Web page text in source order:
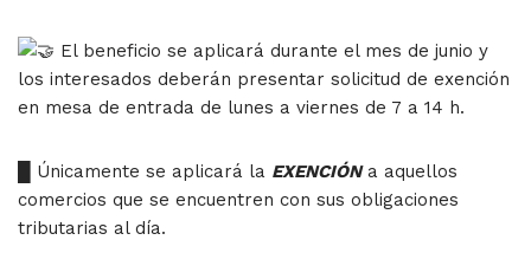
El beneficio se aplicará durante el mes de junio y
los interesados deberán presentar solicitud de exención
en mesa de entrada de lunes a viernes de 7 a 14 h.
█ Únicamente se aplicará la EXENCIÓNa aquellos
comercios que se encuentren con sus obligaciones
tributarias al día.